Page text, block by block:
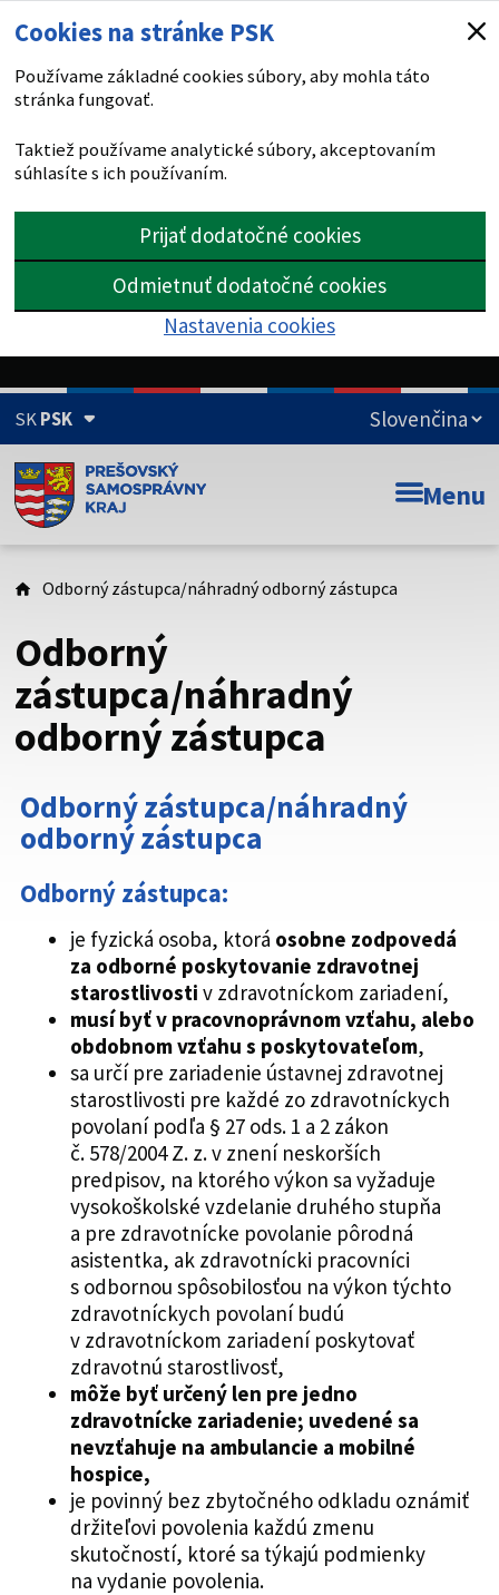
Cookies na stránke PSK
Používame základné cookies súbory, aby mohla táto
stránka fungovať.
Taktiež používame analytické súbory, akceptovaním
súhlasíte s ich používaním.
Prijať dodatočné cookies
Odmietnuť dodatočné cookies
Nastavenia cookies
SKPSK
Doména psk.sk je oficiálna
Toto je oficiálna webová stránka Prešovského
psk.sk.
Táto stránka je zabezpečená
Buďte pozorní a vždy sa uistite, že zdieľate informácie iba
cez zabezpečenú webovú stránku. Zabezpečená stránka
vždy začína https:// pred názvom domény webového sídla.
Menu
Odborný zástupca/náhradný odborný zástupca
Odborný
zástupca/náhradný
odborný zástupca
Odborný zástupca/náhradný
odborný zástupca
Odborný zástupca:
je fyzická osoba, ktorá osobne zodpovedá
za odborné poskytovanie zdravotnej
starostlivosti v zdravotníckom zariadení,
musí byť v pracovnoprávnom vzťahu, alebo
obdobnom vzťahu s poskytovateľom,
sa určí pre zariadenie ústavnej zdravotnej
starostlivosti pre každé zo zdravotníckych
povolaní podľa § 27 ods. 1 a 2 zákon
č. 578/2004 Z. z. v znení neskorších
predpisov, na ktorého výkon sa vyžaduje
vysokoškolské vzdelanie druhého stupňa
a pre zdravotnícke povolanie pôrodná
asistentka, ak zdravotnícki pracovníci
s odbornou spôsobilosťou na výkon týchto
zdravotníckych povolaní budú
v zdravotníckom zariadení poskytovať
zdravotnú starostlivosť,
môže byť určený len pre jedno
zdravotnícke zariadenie; uvedené sa
nevzťahuje na ambulancie a mobilné
hospice,
je povinný bez zbytočného odkladu oznámiť
držiteľovi povolenia každú zmenu
skutočností, ktoré sa týkajú podmienky
na vydanie povolenia.